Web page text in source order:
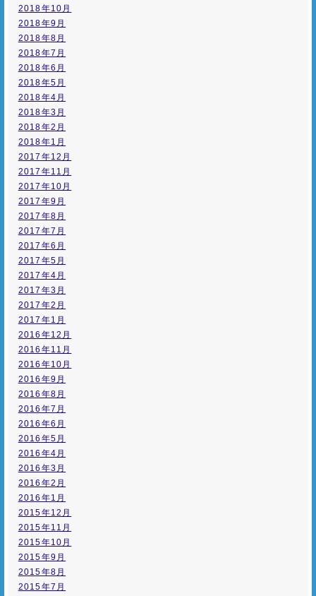
2018年10月
2018年9月
2018年8月
2018年7月
2018年6月
2018年5月
2018年4月
2018年3月
2018年2月
2018年1月
2017年12月
2017年11月
2017年10月
2017年9月
2017年8月
2017年7月
2017年6月
2017年5月
2017年4月
2017年3月
2017年2月
2017年1月
2016年12月
2016年11月
2016年10月
2016年9月
2016年8月
2016年7月
2016年6月
2016年5月
2016年4月
2016年3月
2016年2月
2016年1月
2015年12月
2015年11月
2015年10月
2015年9月
2015年8月
2015年7月